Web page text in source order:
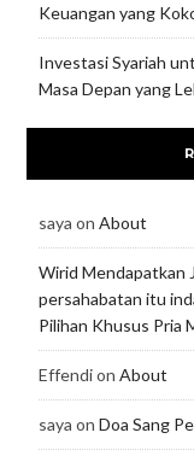
Keuangan yang
Investasi Syariah
Masa Depan yang
saya on About
Wirid Mendapatkan
persahabatan itu
Pilihan Khusus Pria
Effendion About
saya on Doa Sang